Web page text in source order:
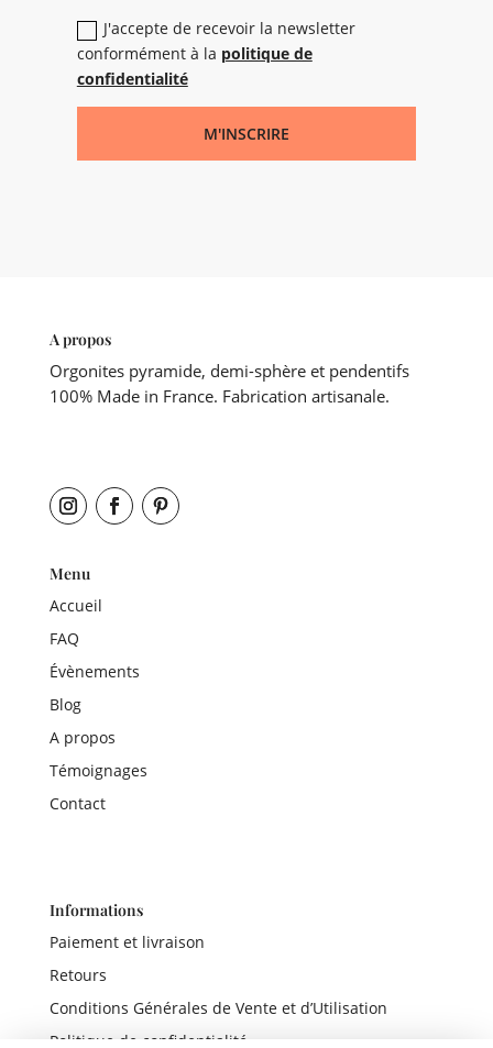
J'accepte de recevoir la newsletter
conformément à la politique de
confidentialité
M'INSCRIRE
A propos
Orgonites pyramide, demi-sphère et pendentifs
100% Made in France. Fabrication artisanale.
Menu
Accueil
FAQ
Évènements
Blog
A propos
Témoignages
Contact
Informations
Paiement et livraison
Retours
Conditions Générales de Vente et d’Utilisation
Politique de confidentialité